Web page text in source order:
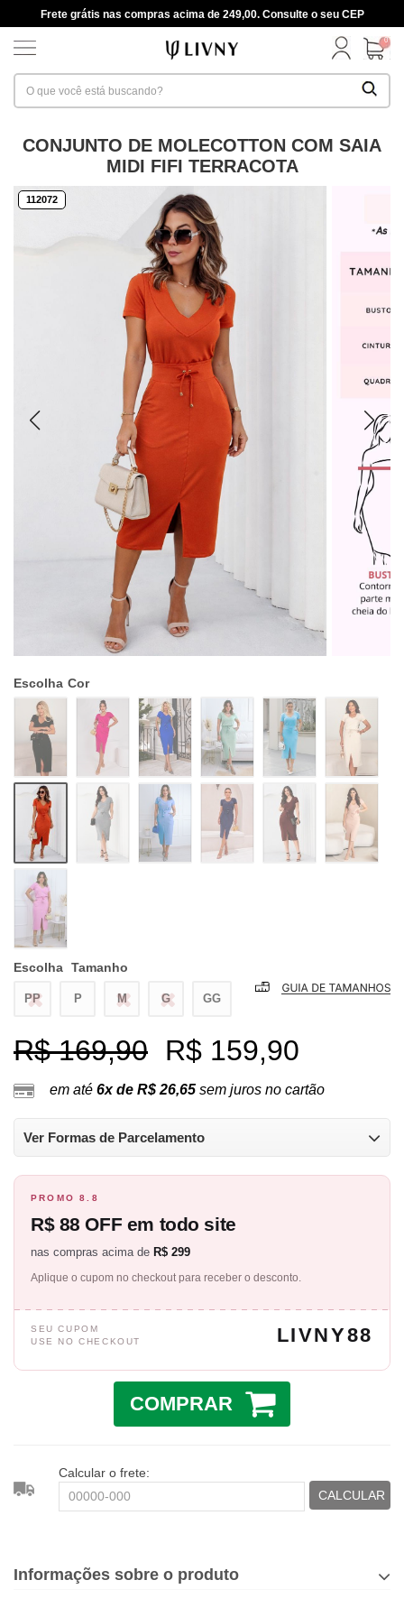
Frete grátis nas compras acima de 249,00. Consulte o seu CEP
0
CONJUNTO DE MOLECOTTON COM SAIA
MIDI FIFI TERRACOTA
112072
Escolha Cor
Escolha Tamanho
PP P M G GG
R$ 169,90 R$ 159,90
em até 6x de R$ 26,65 sem juros no cartão
Ver Formas de Parcelamento
PROMO 8.8
R$ 88 OFF em todo site
nas compras acima de R$ 299
Aplique o cupom no checkout para receber o desconto.
SEU CUPOM
USE NO CHECKOUT
LIVNY88
COMPRAR
Calcular o frete:
CALCULAR
Informações sobre o produto